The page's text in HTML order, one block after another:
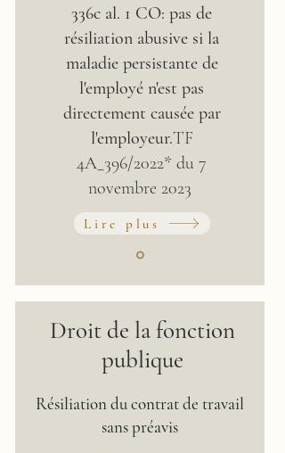
336c al. 1 CO: pas de
résiliation abusive si la
maladie persistante de
l'employé n'est pas
directement causée par
l'employeur.TF
4A_396/2022* du 7
novembre 2023
Lire plus
Droit de la fonction
publique
Résiliation du contrat de travail
sans préavis